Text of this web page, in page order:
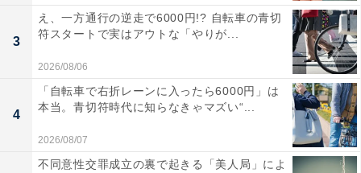
3
え、一方通行の逆走で6000円!? 自転車の青切
符スタートで実はアウトな「やりが...
2026/08/06
4
「自転車で右折レーンに入ったら6000円」は
本当。青切符時代に知らなきゃマズい“...
2026/08/07
不同意性交罪成立の裏で起きる「美人局」によ